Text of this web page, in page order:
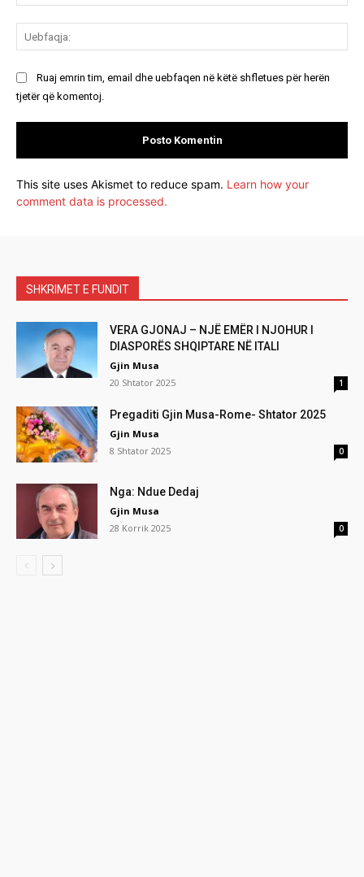
Ruaj emrin tim, email dhe uebfaqen në këtë shfletues për herën
tjetër që komentoj.
This site uses Akismet to reduce spam. Learn how your
comment data is processed.
SHKRIMET E FUNDIT
VERA GJONAJ – NJË EMËR I NJOHUR I
DIASPORËS SHQIPTARE NË ITALI
Gjin Musa
20 Shtator 2025
1
Pregaditi Gjin Musa-Rome- Shtator 2025
Gjin Musa
8 Shtator 2025
0
Nga: Ndue Dedaj
Gjin Musa
28 Korrik 2025
0